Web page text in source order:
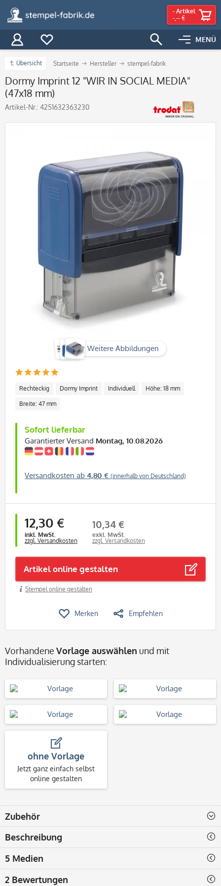
MENÜ
- Artikel
-,-- €
Übersicht Startseite Hersteller stempel-fabrik
Dormy Imprint 12 "WIR IN SOCIAL MEDIA"
(47x18 mm)
Artikel-Nr.: 4251632363230
Weitere Abbildungen
Rechteckig Dormy Imprint Individuell Höhe: 18 mm
Breite: 47 mm
Sofort lieferbar
Garantierter Versand Montag, 10.08.2026
Versandkosten ab 4,80 € (innerhalb von Deutschland)
12,30 €
inkl. MwSt.
zzgl. Versandkosten
10,34 €
exkl. MwSt.
zzgl. Versandkosten
Artikel online gestalten
Stempel online gestalten
Merken Empfehlen
Vorhandene Vorlage auswählen und mit
Individualisierung starten:
ohne Vorlage
Jetzt ganz einfach selbst
online gestalten
Zubehör
Beschreibung
5 Medien
2 Bewertungen